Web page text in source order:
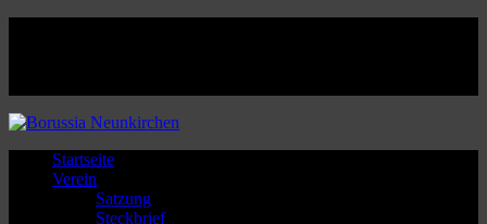
Startseite
Verein
Satzung
Steckbrief